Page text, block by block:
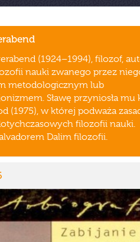
(1924–1994), filozof,
nauki zwanego przez
metodologicznym lub
Sławę przyniosła mu
(1975), w której podważa
filozofii nauki.
Dalim filozofii.